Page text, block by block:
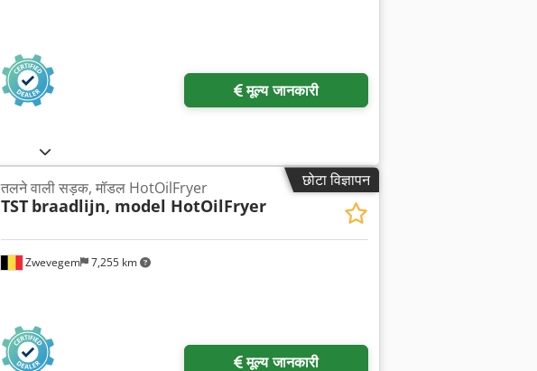
मूल्य जानकारी
छोटा विज्ञापन
Zwevegem 7,255 km
तलने वाली सड़क, मॉडल HotOilFryer
TST braadlijn, model HotOilFryer
मूल्य जानकारी